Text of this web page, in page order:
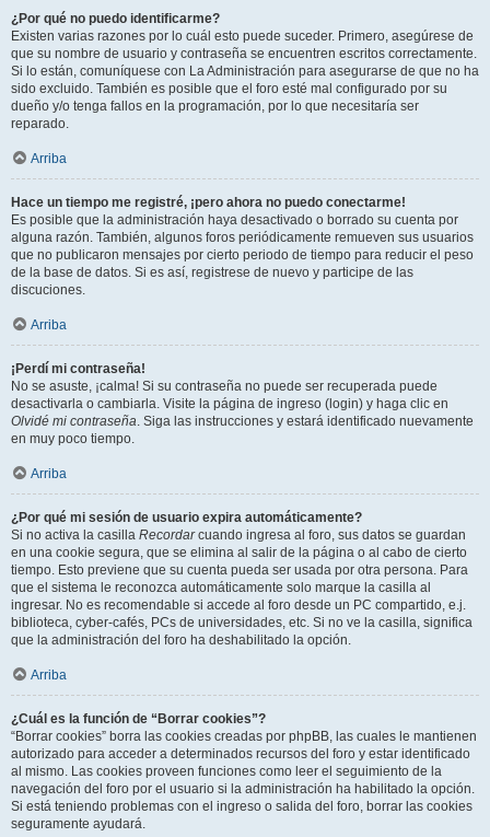
¿Por qué no puedo identificarme?
Existen varias razones por lo cuál esto puede suceder. Primero, asegúrese de
que su nombre de usuario y contraseña se encuentren escritos correctamente.
Si lo están, comuníquese con La Administración para asegurarse de que no ha
sido excluido. También es posible que el foro esté mal configurado por su
dueño y/o tenga fallos en la programación, por lo que necesitaría ser
reparado.
Arriba
Hace un tiempo me registré, ¡pero ahora no puedo conectarme!
Es posible que la administración haya desactivado o borrado su cuenta por
alguna razón. También, algunos foros periódicamente remueven sus usuarios
que no publicaron mensajes por cierto periodo de tiempo para reducir el peso
de la base de datos. Si es así, registrese de nuevo y participe de las
discuciones.
Arriba
¡Perdí mi contraseña!
No se asuste, ¡calma! Si su contraseña no puede ser recuperada puede
desactivarla o cambiarla. Visite la página de ingreso (login) y haga clic en
Olvidé mi contraseña. Siga las instrucciones y estará identificado nuevamente
en muy poco tiempo.
Arriba
¿Por qué mi sesión de usuario expira automáticamente?
Si no activa la casilla Recordarcuando ingresa al foro, sus datos se guardan
en una cookie segura, que se elimina al salir de la página o al cabo de cierto
tiempo. Esto previene que su cuenta pueda ser usada por otra persona. Para
que el sistema le reconozca automáticamente solo marque la casilla al
ingresar. No es recomendable si accede al foro desde un PC compartido, e.j.
biblioteca, cyber-cafés, PCs de universidades, etc. Si no ve la casilla, significa
que la administración del foro ha deshabilitado la opción.
Arriba
¿Cuál es la función de “Borrar cookies”?
“Borrar cookies” borra las cookies creadas por phpBB, las cuales le mantienen
autorizado para acceder a determinados recursos del foro y estar identificado
al mismo. Las cookies proveen funciones como leer el seguimiento de la
navegación del foro por el usuario si la administración ha habilitado la opción.
Si está teniendo problemas con el ingreso o salida del foro, borrar las cookies
seguramente ayudará.